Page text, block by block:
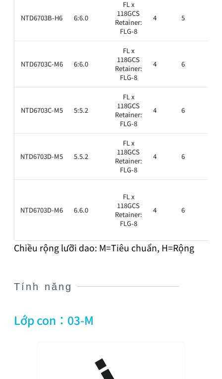
NTD6703B-H6 6:6.0
FL x
118GCS
Retainer:
FLG-8
4 5
NTD6703C-M6 6:6.0
FL x
118GCS
Retainer:
FLG-8
4 6
NTD6703C-M5 5:5.2
FL x
118GCS
Retainer:
FLG-8
4 6
NTD6703D-M5 5.5.2
FL x
118GCS
Retainer:
FLG-8
4 6
NTD6703D-M6 6.6.0
FL x
118GCS
Retainer:
FLG-8
4 6
Chiều rộng lưỡi dao: M=Tiêu chuẩn, H=Rộng
Tính năng
Lớp con：03-M